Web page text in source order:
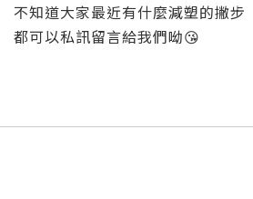
不知道大家最近有什麼減塑的撇步
都可以私訊留言給我們呦😘